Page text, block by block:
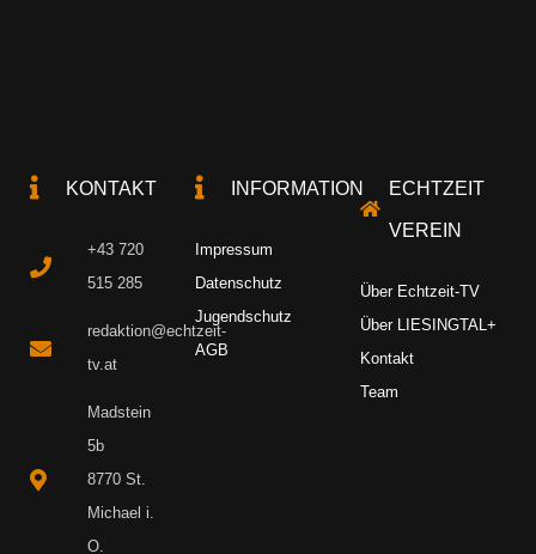
KONTAKT
+43 720
515 285
redaktion@echtzeit-
tv.at
Madstein
5b
8770 St.
Michael i.
O.
INFORMATION
Impressum
Datenschutz
Jugendschutz
AGB
ECHTZEIT
VEREIN
Über Echtzeit-TV
Über LIESINGTAL+
Kontakt
Team